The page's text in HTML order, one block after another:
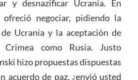
y desnazificar Ucrania. En
negociar, pidiendo la
Ucrania y la aceptación de
Crimea como Rusia. Justo
hizo propuestas dispuestas
acuerdo de paz, ¿envió usted